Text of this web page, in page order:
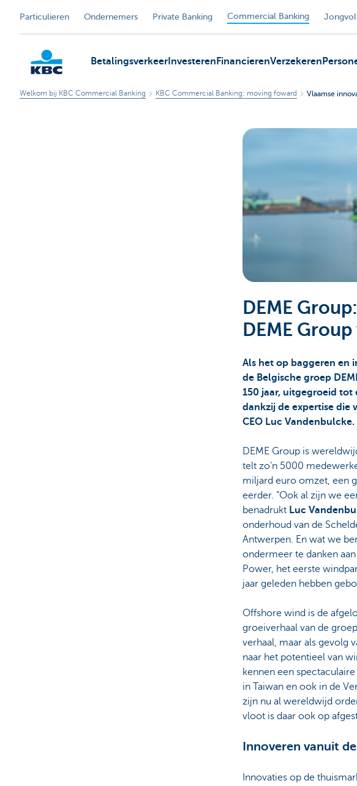
Particulieren Ondernemers Private Banking Commercial Banking
Betalingsverkeer Investeren FinancierenVerzekeren
Welkom bij KBC Commercial Banking KBC Commercial Banking: moving foward Vlaamse
DEME
DEME
Als het op baggeren en
de Belgische groep
150 jaar, uitgegroeid tot
dankzij de expertise die
CEO Luc Vandenbulcke.
DEME Group is
telt zo’n 5000
miljard euro omzet, een
eerder. “Ook al zijn we
benadrukt Luc
onderhoud van de
Antwerpen. En wat we
ondermeer te danken
Power, het eerste
jaar geleden hebben
Offshore wind is de
groeiverhaal van de
verhaal, maar als gevolg
naar het potentieel van
kennen een
in Taiwan en ook in de
zijn nu al wereldwijd
vloot is daar ook op
Innoveren vanuit
Innovaties op de